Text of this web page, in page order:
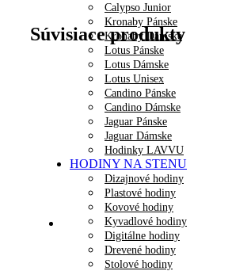
Calypso Junior
Kronaby Pánske
Kronaby Dámske
Lotus Pánske
Lotus Dámske
Lotus Unisex
Candino Pánske
Candino Dámske
Jaguar Pánske
Jaguar Dámske
Hodinky LAVVU
HODINY NA STENU
Dizajnové hodiny
Plastové hodiny
Kovové hodiny
Kyvadlové hodiny
Digitálne hodiny
Drevené hodiny
Stolové hodiny
Súvisiace produkty